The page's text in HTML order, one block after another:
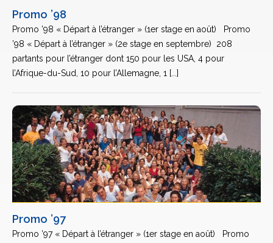
Promo ’98
Promo ’98 « Départ à l’étranger » (1er stage en août) Promo
’98 « Départ à l’étranger » (2e stage en septembre) 208
partants pour l’étranger dont 150 pour les USA, 4 pour
l’Afrique-du-Sud, 10 pour l’Allemagne, 1 [...]
Promo ’97
Promo ’97 « Départ à l’étranger » (1er stage en août) Promo